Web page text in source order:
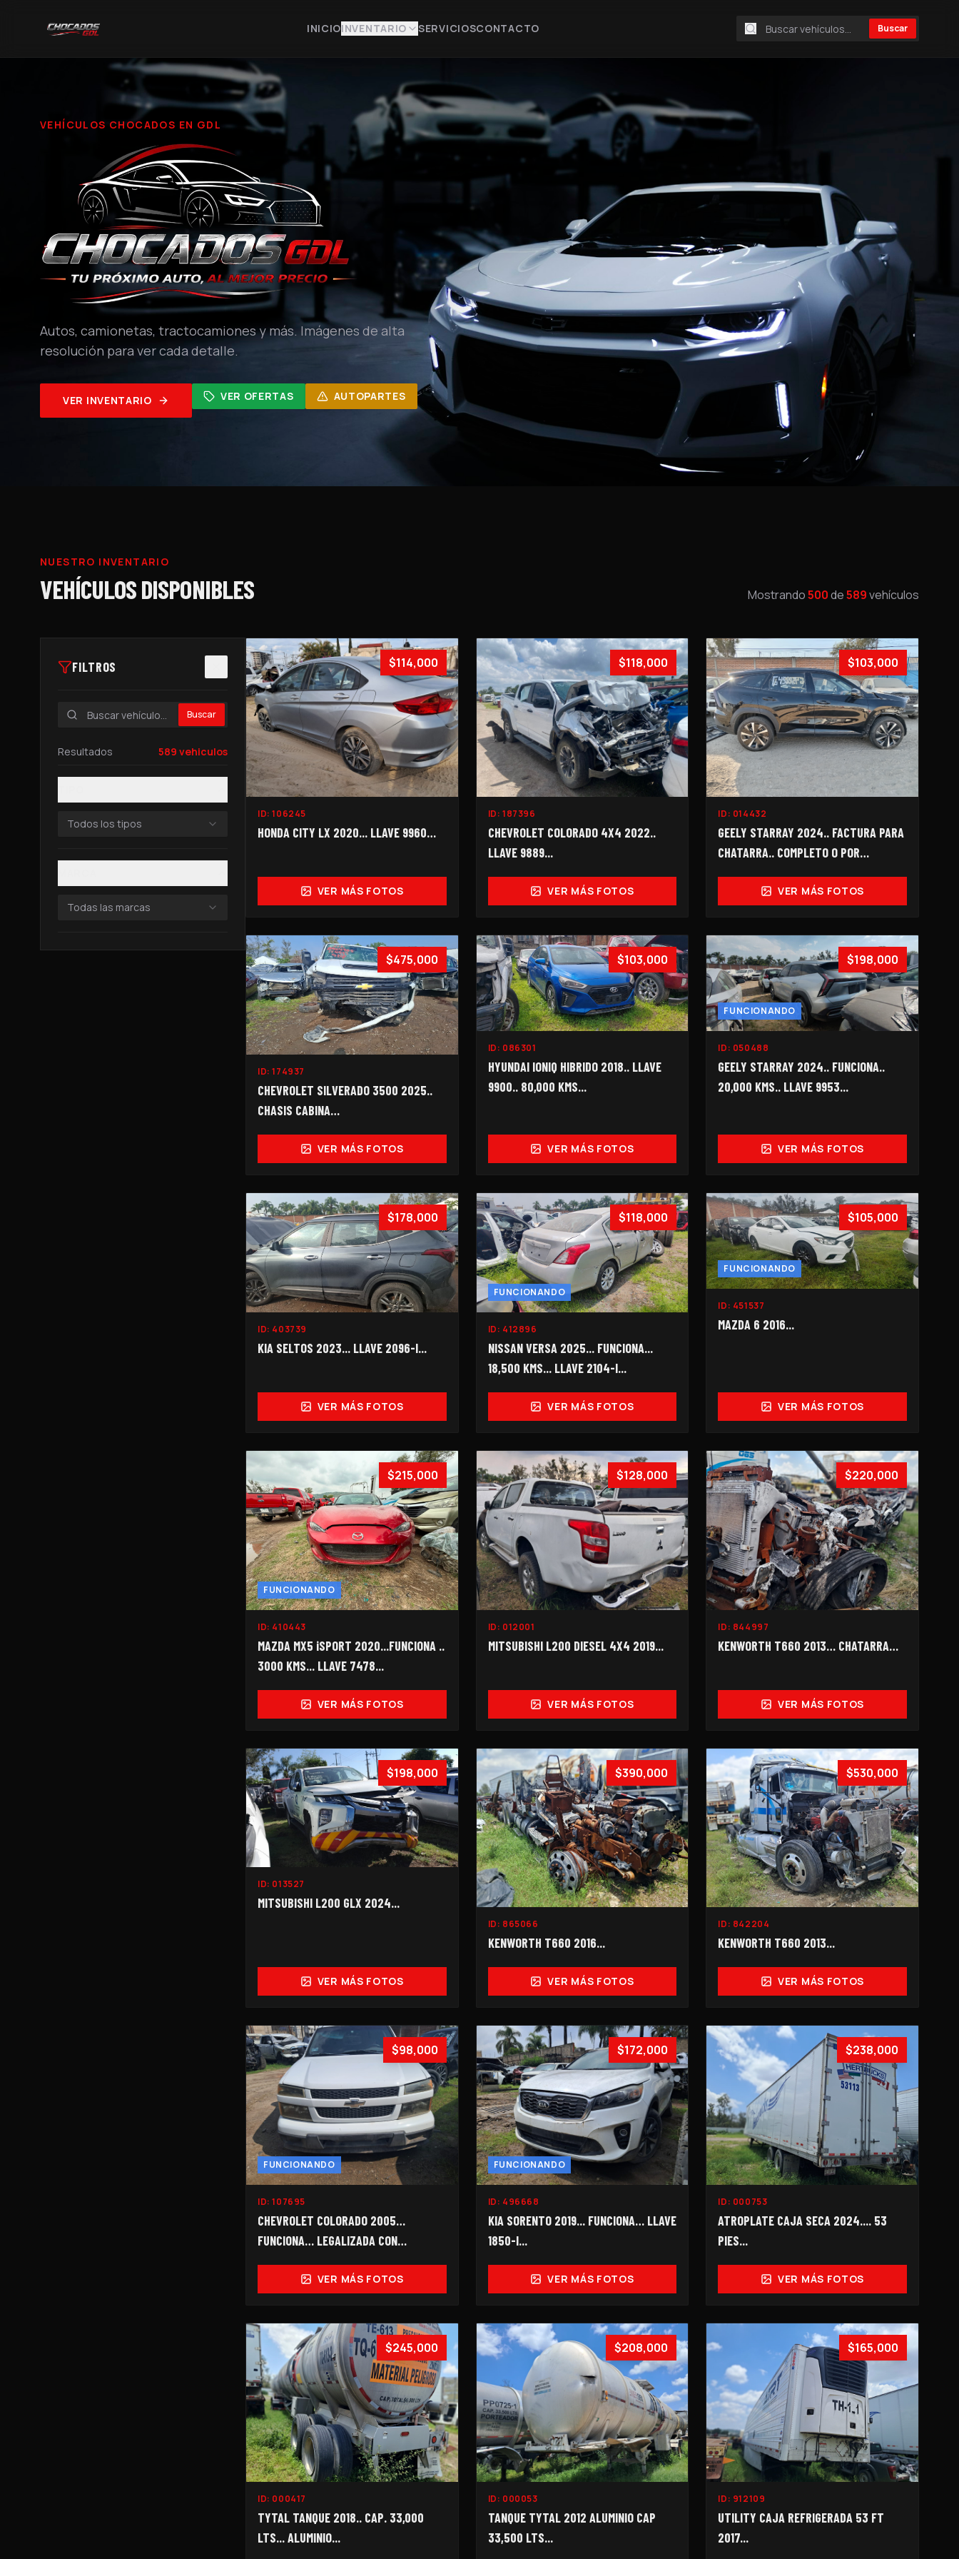
INICIOINVENTARIO SERVICIOSCONTACTO Buscar
VEHÍCULOS CHOCADOS EN GDL
Autos, camionetas, tractocamiones y más. Imágenes de alta
resolución para ver cada detalle.
VER INVENTARIO VER OFERTAS AUTOPARTES
NUESTRO INVENTARIO
VEHÍCULOS DISPONIBLES Mostrando500de589vehículos
FILTROS
Buscar
Resultados 589 vehiculos
Todos los tipos
Todas las marcas
$114,000
ID:106245
HONDA CITY LX 2020... LLAVE 9960…
VER MÁS FOTOS
$118,000
ID:187396
CHEVROLET COLORADO 4X4 2022..
LLAVE 9889...
VER MÁS FOTOS
$103,000
ID: 014432
GEELY STARRAY 2024.. FACTURA PARA
CHATARRA.. COMPLETO O POR
PARTES...
VER MÁS FOTOS
$475,000
ID:174937
CHEVROLET SILVERADO 3500 2025..
CHASIS CABINA…
VER MÁS FOTOS
$103,000
ID: 086301
HYUNDAI IONIQ HIBRIDO 2018.. LLAVE
9900.. 80,000 KMS...
VER MÁS FOTOS
$198,000
FUNCIONANDO
ID: 050488
GEELY STARRAY 2024.. FUNCIONA..
20,000 KMS.. LLAVE 9953...
VER MÁS FOTOS
$178,000
ID: 403739
KIA SELTOS 2023... LLAVE 2096-I...
VER MÁS FOTOS
$118,000
FUNCIONANDO
ID: 412896
NISSAN VERSA 2025... FUNCIONA...
18,500 KMS... LLAVE 2104-I...
VER MÁS FOTOS
$105,000
FUNCIONANDO
ID: 451537
MAZDA 6 2016...
VER MÁS FOTOS
$215,000
FUNCIONANDO
ID: 410443
MAZDA MX5 iSPORT 2020...FUNCIONA ..
3000 KMS... LLAVE 7478...
VER MÁS FOTOS
$128,000
ID: 012001
MITSUBISHI L200 DIESEL 4X4 2019...
VER MÁS FOTOS
$220,000
ID: 844997
KENWORTH T660 2013… CHATARRA…
VER MÁS FOTOS
$198,000
ID: 013527
MITSUBISHI L200 GLX 2024...
VER MÁS FOTOS
$390,000
ID: 865066
KENWORTH T660 2016...
VER MÁS FOTOS
$530,000
ID: 842204
KENWORTH T660 2013...
VER MÁS FOTOS
$98,000
FUNCIONANDO
ID:107695
CHEVROLET COLORADO 2005…
FUNCIONA… LEGALIZADA CON
VER MÁS FOTOS
$172,000
FUNCIONANDO
ID: 496668
KIA SORENTO 2019... FUNCIONA… LLAVE
1850-I...
VER MÁS FOTOS
$238,000
ID: 000753
ATROPLATE CAJA SECA 2024.... 53
PIES...
VER MÁS FOTOS
$245,000
ID: 000417
TYTAL TANQUE 2018.. CAP. 33,000
LTS... ALUMINIO...
$208,000
ID: 000053
TANQUE TYTAL 2012 ALUMINIO CAP
33,500 LTS...
$165,000
ID: 912109
UTILITY CAJA REFRIGERADA 53 FT
2017...